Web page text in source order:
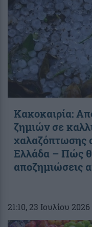
Κακοκαιρία:
ζημιών σε
χαλαζόπτωσης
Ελλάδα – Πώς
αποζημιώσεις
21:10, 23 Ιουλίου 2026